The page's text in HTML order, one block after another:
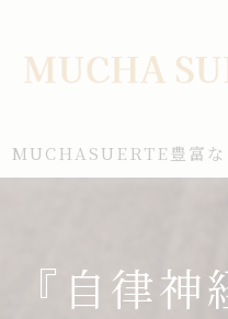
MUCHASUERTE豊富な
『自律